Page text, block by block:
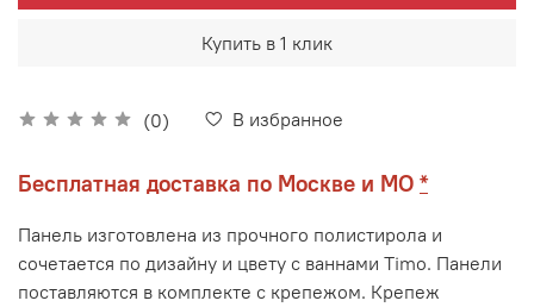
(0) В избранное
Купить в 1 клик
Бесплатная доставка по Москве и МО *
Панель изготовлена из прочного полистирола и
сочетается по дизайну и цвету с ваннами Timo. Панели
поставляются в комплекте с крепежом. Крепеж